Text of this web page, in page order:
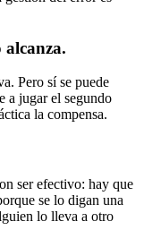
Pero sí se puede
a jugar el segundo
la compensa.
ser efectivo: hay que
se lo digan una
lo lleva a otro